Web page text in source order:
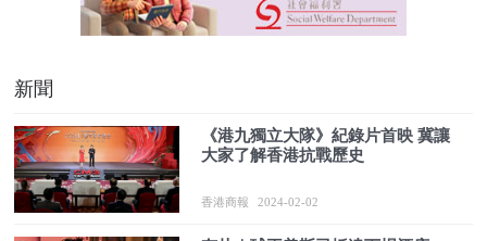
新聞
《港九獨立大隊》紀錄片首映 冀讓
大家了解香港抗戰歷史
香港商報 2024-02-02